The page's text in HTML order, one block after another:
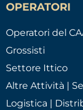
OPERATORI
Operatori del
Grossisti
Settore Ittico
Altre Attività |
Logistica |